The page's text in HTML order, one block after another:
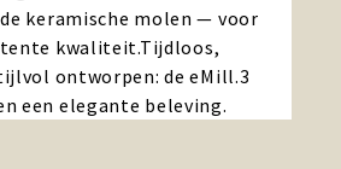
keramische molen — voor
kwaliteit.Tijdloos,
ontworpen: de eMill.3
een elegante beleving.